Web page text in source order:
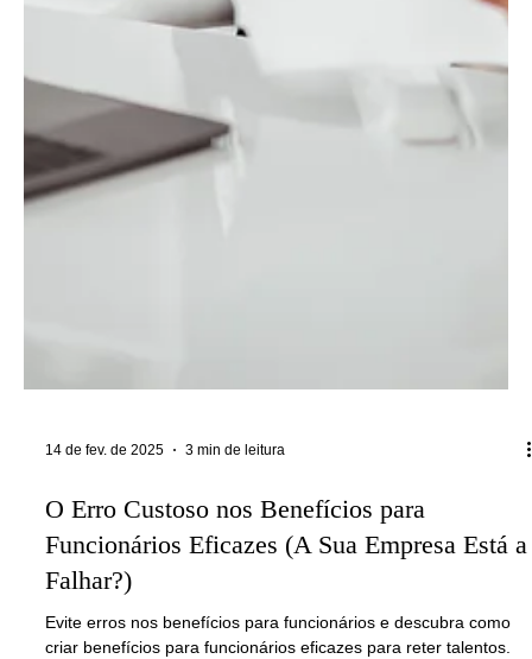
O Erro Custoso nos Benefícios para
Funcionários Eficazes (A Sua Empresa Está a
Falhar?)